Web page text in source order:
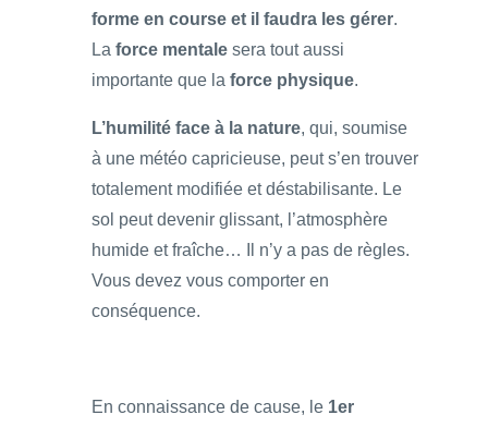
forme en course et il faudra les gérer.
La force mentale sera tout aussi
importante que la force physique.
L’humilité face à la nature, qui, soumise
à une météo capricieuse, peut s’en trouver
totalement modifiée et déstabilisante. Le
sol peut devenir glissant, l’atmosphère
humide et fraîche… Il n’y a pas de règles.
Vous devez vous comporter en
conséquence.
En connaissance de cause, le 1er